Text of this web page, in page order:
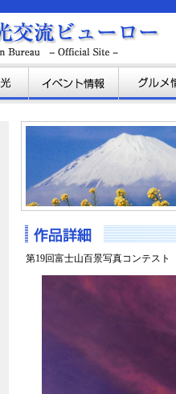
第19回富士山百景写真コンテスト